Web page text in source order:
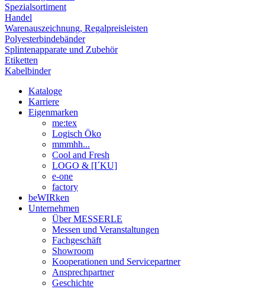
Spezialsortiment
Handel
Warenauszeichnung, Regalpreisleisten
Polyesterbindebänder
Splintenapparate und Zubehör
Etiketten
Kabelbinder
Kataloge
Karriere
Eigenmarken
me:tex
Logisch Öko
mmmhh...
Cool and Fresh
LOGO & [I´KU]
e-one
factory
beWIRken
Unternehmen
Über MESSERLE
Messen und Veranstaltungen
Fachgeschäft
Showroom
Kooperationen und Servicepartner
Ansprechpartner
Geschichte